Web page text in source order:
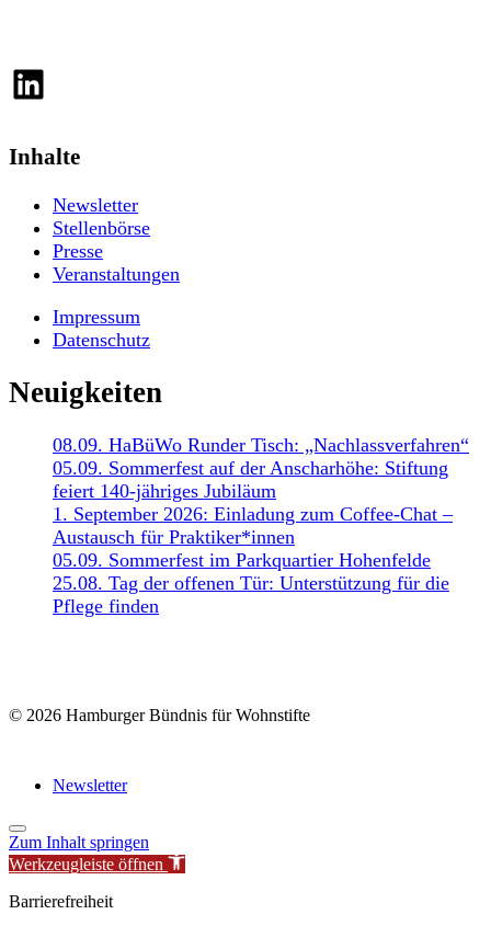
LinkedIn
Inhalte
Newsletter
Stellenbörse
Presse
Veranstaltungen
Impressum
Datenschutz
Neuigkeiten
08.09. HaBüWo Runder Tisch: „Nachlassverfahren“
05.09. Sommerfest auf der Anscharhöhe: Stiftung
feiert 140-jähriges Jubiläum
1. September 2026: Einladung zum Coffee-Chat –
Austausch für Praktiker*innen
05.09. Sommerfest im Parkquartier Hohenfelde
25.08. Tag der offenen Tür: Unterstützung für die
Pflege finden
© 2026 Hamburger Bündnis für Wohnstifte
Newsletter
Zum Inhalt springen
Werkzeugleiste öffnen
Barrierefreiheit